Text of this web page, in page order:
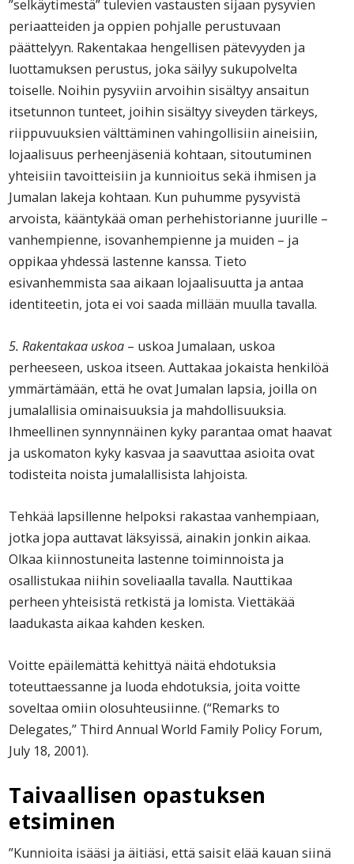
”selkäytimestä” tulevien vastausten sijaan pysyvien
periaatteiden ja oppien pohjalle perustuvaan
päättelyyn. Rakentakaa hengellisen pätevyyden ja
luottamuksen perustus, joka säilyy sukupolvelta
toiselle. Noihin pysyviin arvoihin sisältyy ansaitun
itsetunnon tunteet, joihin sisältyy siveyden tärkeys,
riippuvuuksien välttäminen vahingollisiin aineisiin,
lojaalisuus perheenjäseniä kohtaan, sitoutuminen
yhteisiin tavoitteisiin ja kunnioitus sekä ihmisen ja
Jumalan lakeja kohtaan. Kun puhumme pysyvistä
arvoista, kääntykää oman perhehistorianne juurille –
vanhempienne, isovanhempienne ja muiden – ja
oppikaa yhdessä lastenne kanssa. Tieto
esivanhemmista saa aikaan lojaalisuutta ja antaa
identiteetin, jota ei voi saada millään muulla tavalla.
5. Rakentakaa uskoa – uskoa Jumalaan, uskoa
perheeseen, uskoa itseen. Auttakaa jokaista henkilöä
ymmärtämään, että he ovat Jumalan lapsia, joilla on
jumalallisia ominaisuuksia ja mahdollisuuksia.
Ihmeellinen synnynnäinen kyky parantaa omat haavat
ja uskomaton kyky kasvaa ja saavuttaa asioita ovat
todisteita noista jumalallisista lahjoista.
Tehkää lapsillenne helpoksi rakastaa vanhempiaan,
jotka jopa auttavat läksyissä, ainakin jonkin aikaa.
Olkaa kiinnostuneita lastenne toiminnoista ja
osallistukaa niihin soveliaalla tavalla. Nauttikaa
perheen yhteisistä retkistä ja lomista. Viettäkää
laadukasta aikaa kahden kesken.
Voitte epäilemättä kehittyä näitä ehdotuksia
toteuttaessanne ja luoda ehdotuksia, joita voitte
soveltaa omiin olosuhteusiinne. (“Remarks to
Delegates,” Third Annual World Family Policy Forum,
July 18, 2001).
Taivaallisen opastuksen
etsiminen
”Kunnioita isääsi ja äitiäsi, että saisit elää kauan siinä